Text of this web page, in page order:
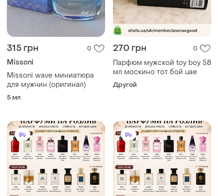
315 грн 0
Missoni
Missoni wave миниатюра
для мужчин (оригинал)
5 мл
270 грн 0
Парфюм мужской toy boy 58
мл москино тот бой uae
Другой